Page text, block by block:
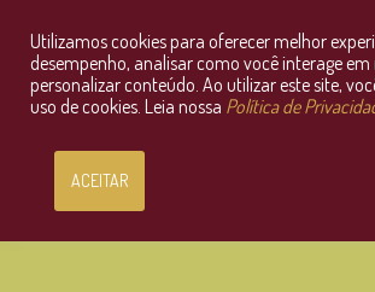
Consultoria Jurídica OnLine
Utilizamos cookies para oferecer melhor
desempenho, analisar como você interage em
personalizar conteúdo. Ao utilizar este site,
uso de cookies. Leia nossa Política de
ACEITAR